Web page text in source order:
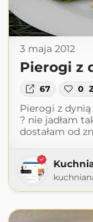
3 maja 2012
Pierogi z
67 0
Pierogi z
? nie jadłam
dostałam od